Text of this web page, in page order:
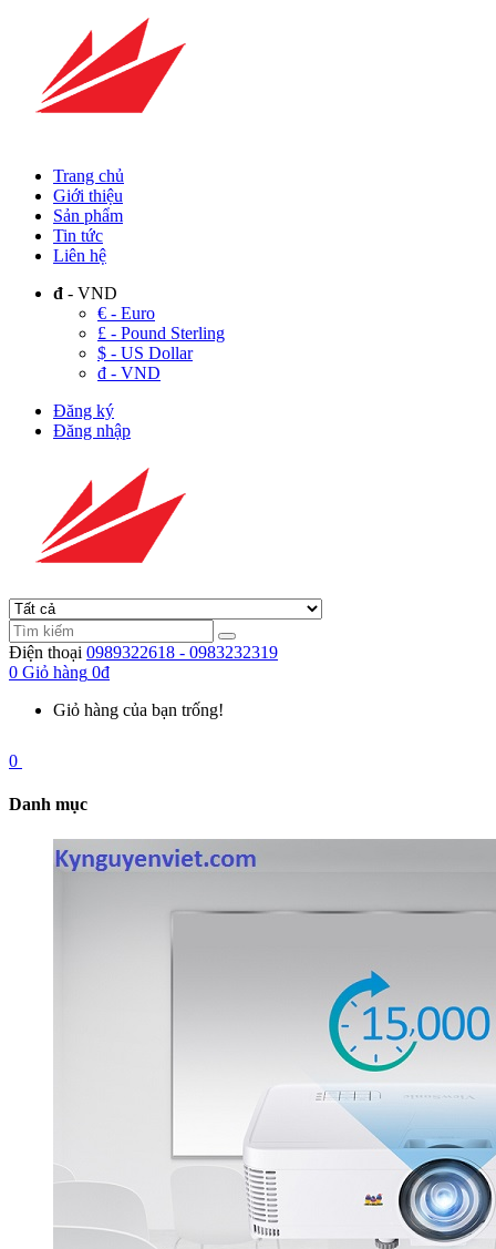
Trang chủ
Giới thiệu
Sản phẩm
Tin tức
Liên hệ
đ - VND
€ - Euro
£ - Pound Sterling
$ - US Dollar
đ - VND
Đăng ký
Đăng nhập
Điện thoại 0989322618 - 0983232319
0 Giỏ hàng 0đ
Giỏ hàng của bạn trống!
0
Danh mục